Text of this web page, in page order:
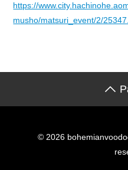
https://
musho/matsuri_event/2/
© 2026